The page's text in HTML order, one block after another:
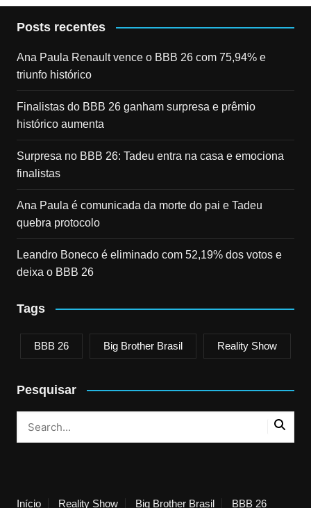
Posts recentes
Ana Paula Renault vence o BBB 26 com 75,94% e
triunfo histórico
Finalistas do BBB 26 ganham surpresa e prêmio
histórico aumenta
Surpresa no BBB 26: Tadeu entra na casa e emociona
finalistas
Ana Paula é comunicada da morte do pai e Tadeu
quebra protocolo
Leandro Boneco é eliminado com 52,19% dos votos e
deixa o BBB 26
Tags
BBB 26 Big Brother Brasil Reality Show
Pesquisar
Início Reality Show Big Brother Brasil BBB 26